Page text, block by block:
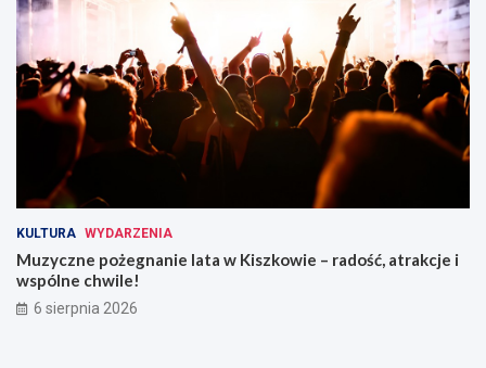
KULTURA WYDARZENIA
Muzyczne pożegnanie lata w Kiszkowie – radość, atrakcje i
wspólne chwile!
6 sierpnia 2026